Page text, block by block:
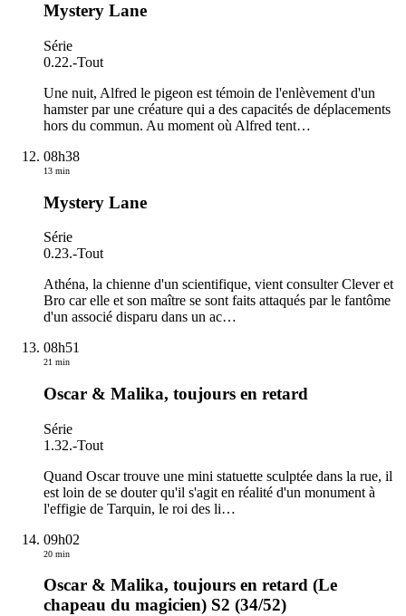
Mystery Lane
Série
0.22.-Tout
Une nuit, Alfred le pigeon est témoin de l'enlèvement d'un
hamster par une créature qui a des capacités de déplacements
hors du commun. Au moment où Alfred tent…
08h38
13 min
Mystery Lane
Série
0.23.-Tout
Athéna, la chienne d'un scientifique, vient consulter Clever et
Bro car elle et son maître se sont faits attaqués par le fantôme
d'un associé disparu dans un ac…
08h51
21 min
Oscar & Malika, toujours en retard
Série
1.32.-Tout
Quand Oscar trouve une mini statuette sculptée dans la rue, il
est loin de se douter qu'il s'agit en réalité d'un monument à
l'effigie de Tarquin, le roi des li…
09h02
20 min
Oscar & Malika, toujours en retard (Le
chapeau du magicien) S2 (34/52)